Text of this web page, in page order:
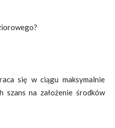
się w ciągu maksymalnie
szans na założenie środków